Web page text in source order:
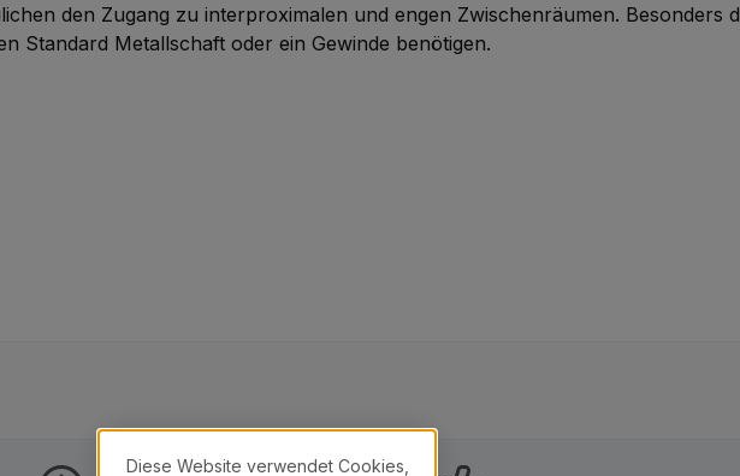
den Zugang zu interproximalen und engen Zwischenräumen. Besonders
Standard Metallschaft oder ein Gewinde benötigen.
Diese Website verwendet Cookies,